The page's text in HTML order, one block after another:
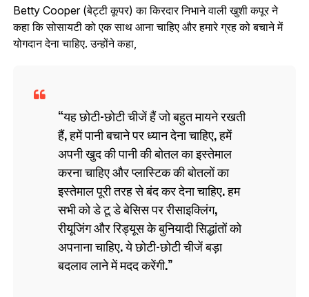
Betty Cooper (बेट्टी कूपर) का किरदार निभाने वाली खुशी कपूर ने
कहा कि सोसायटी को एक साथ आना चाहिए और हमारे ग्रह को बचाने में
योगदान देना चाहिए. उन्होंने कहा,
यह छोटी-छोटी चीजें हैं जो बहुत मायने रखती
हैं, हमें पानी बचाने पर ध्यान देना चाहिए, हमें
अपनी खुद की पानी की बोतल का इस्तेमाल
करना चाहिए और प्लास्टिक की बोतलों का
इस्तेमाल पूरी तरह से बंद कर देना चाहिए. हम
सभी को डे टू डे बेसिस पर रीसाइक्लिंग,
रीयूजिंग और रिड्यूस के बुनियादी सिद्धांतों को
अपनाना चाहिए. ये छोटी-छोटी चीजें बड़ा
बदलाव लाने में मदद करेंगी.